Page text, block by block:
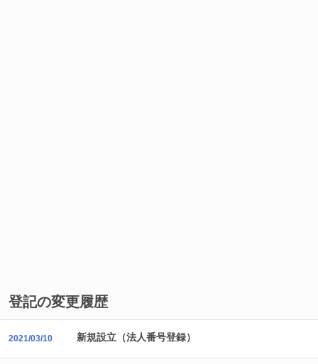
登記の変更履歴
2021/03/10 新規設立（法人番号登録）